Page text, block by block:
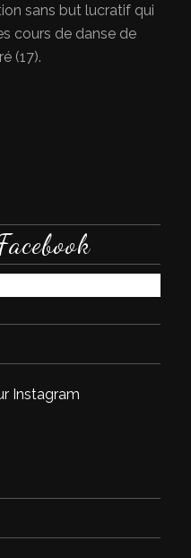
sans but lucratif qui
cours de danse de
(17).
Instagram